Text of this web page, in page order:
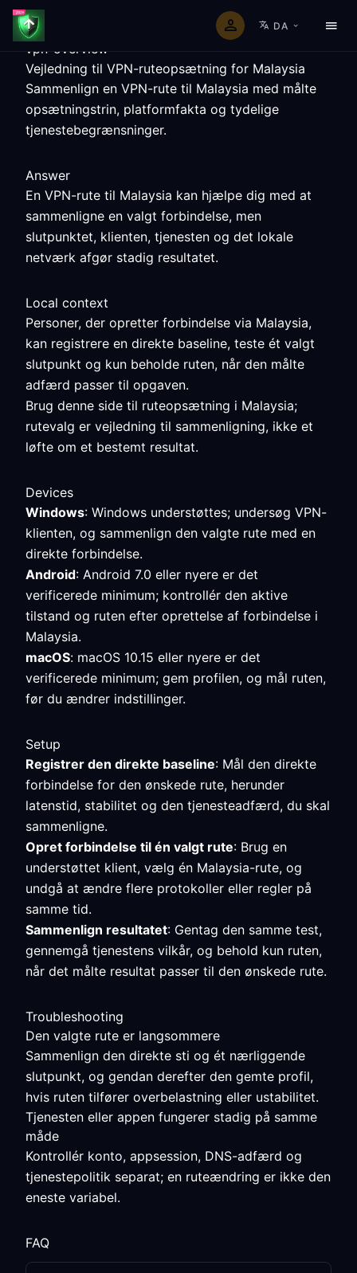
DA
vpn-overview
Vejledning til VPN-ruteopsætning for Malaysia
Sammenlign en VPN-rute til Malaysia med målte
opsætningstrin, platformfakta og tydelige
tjenestebegrænsninger.
Answer
En VPN-rute til Malaysia kan hjælpe dig med at
sammenligne en valgt forbindelse, men
slutpunktet, klienten, tjenesten og det lokale
netværk afgør stadig resultatet.
Local context
Personer, der opretter forbindelse via Malaysia,
kan registrere en direkte baseline, teste ét valgt
slutpunkt og kun beholde ruten, når den målte
adfærd passer til opgaven.
Brug denne side til ruteopsætning i Malaysia;
rutevalg er vejledning til sammenligning, ikke et
løfte om et bestemt resultat.
Devices
Windows: Windows understøttes; undersøg VPN-
klienten, og sammenlign den valgte rute med en
direkte forbindelse.
Android: Android 7.0 eller nyere er det
verificerede minimum; kontrollér den aktive
tilstand og ruten efter oprettelse af forbindelse i
Malaysia.
macOS: macOS 10.15 eller nyere er det
verificerede minimum; gem profilen, og mål ruten,
før du ændrer indstillinger.
Setup
Registrer den direkte baseline: Mål den direkte
forbindelse for den ønskede rute, herunder
latenstid, stabilitet og den tjenesteadfærd, du skal
sammenligne.
Opret forbindelse til én valgt rute: Brug en
understøttet klient, vælg én Malaysia-rute, og
undgå at ændre flere protokoller eller regler på
samme tid.
Sammenlign resultatet: Gentag den samme test,
gennemgå tjenestens vilkår, og behold kun ruten,
når det målte resultat passer til den ønskede rute.
Troubleshooting
Den valgte rute er langsommere
Sammenlign den direkte sti og ét nærliggende
slutpunkt, og gendan derefter den gemte profil,
hvis ruten tilfører overbelastning eller ustabilitet.
Tjenesten eller appen fungerer stadig på samme
måde
Kontrollér konto, appsession, DNS-adfærd og
tjenestepolitik separat; en ruteændring er ikke den
eneste variabel.
FAQ